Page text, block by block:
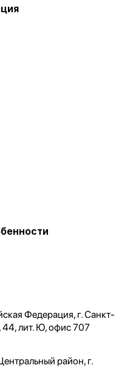
Федерация, г. Санкт-
44, лит. Ю, офис 707
район, г.